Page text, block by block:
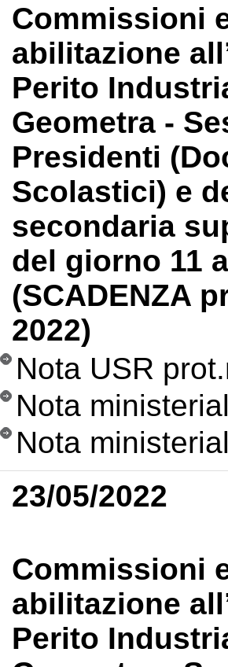
Commissioni
abilitazione
Perito
Geometra -
Presidenti
Scolastici) e
secondaria
del giorno 11
(SCADENZA
2022)
Nota USR
Nota
Nota
23/05/2022
Commissioni
abilitazione
Perito